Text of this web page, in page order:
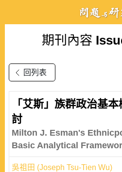
期刊內容
回列表
「艾斯」族群政治基
討
Milton J. Esman's
Basic Analytical
吳祖田 (Joseph Tsu-Tien Wu)